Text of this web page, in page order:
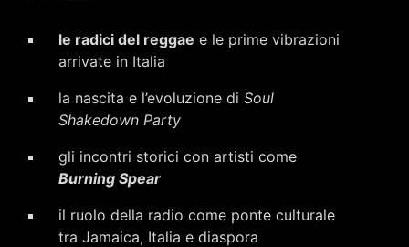
le radici del reggae e le prime vibrazioni
arrivate in Italia
la nascita e l’evoluzione diSoul
Shakedown Party
gli incontri storici con artisti come
Burning Spear
il ruolo della radio come ponte culturale
tra Jamaica, Italia e diaspora